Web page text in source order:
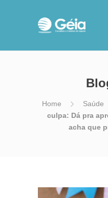
Home Saúde
culpa: Dá pra
acha que